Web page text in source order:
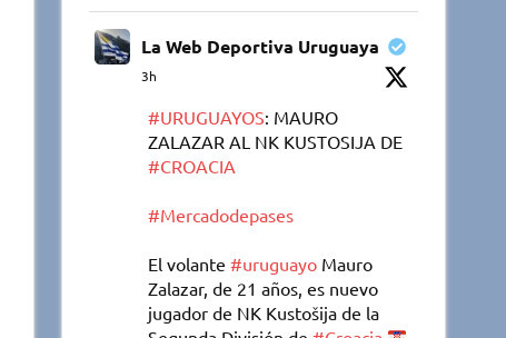
La Web Deportiva Uruguaya
3h
#URUGUAYOS: MAURO
ZALAZAR AL NK KUSTOSIJA DE
#CROACIA
#Mercadodepases
El volante#uruguayo Mauro
Zalazar, de 21 años, es nuevo
jugador de NK Kustošija de la